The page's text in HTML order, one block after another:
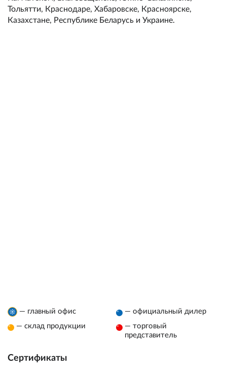
Тольятти, Краснодаре, Хабаровске, Красноярске,
Казахстане, Республике Беларусь и Украине.
— главный офис
— официальный дилер
— склад продукции
— торговый
представитель
Сертификаты